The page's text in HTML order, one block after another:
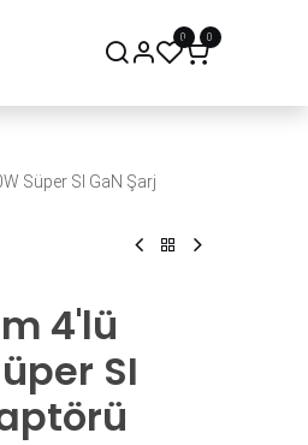
0 0
Süper SI GaN Şarj
4'lü
SI